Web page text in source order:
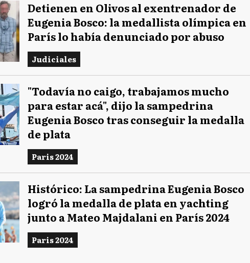
Detienen en Olivos al exentrenador de
Eugenia Bosco: la medallista olímpica en
París lo había denunciado por abuso
Judiciales
"Todavía no caigo, trabajamos mucho
para estar acá", dijo la sampedrina
Eugenia Bosco tras conseguir la medalla
de plata
Paris 2024
Histórico: La sampedrina Eugenia Bosco
logró la medalla de plata en yachting
junto a Mateo Majdalani en París 2024
Paris 2024